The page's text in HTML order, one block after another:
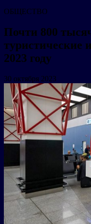
ОБЩЕСТВО
Почти 800
2023 году
30 октября 2023